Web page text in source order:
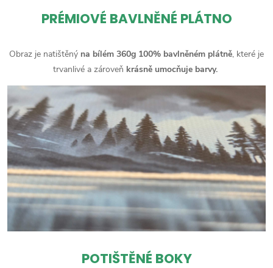
PRÉMIOVÉ BAVLNĚNÉ PLÁTNO
Obraz je natištěný na bílém 360g 100% bavlněném plátně, které je
trvanlivé a zároveň krásně umocňuje barvy.
POTIŠTĚNÉ BOKY